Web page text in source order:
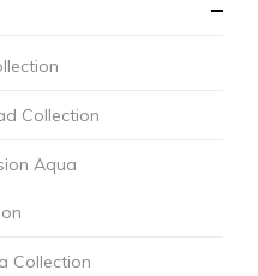
Collection
Aqua
Collection